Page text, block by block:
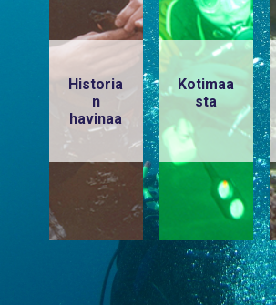
Historia
n
havinaa
Kotimaa
sta